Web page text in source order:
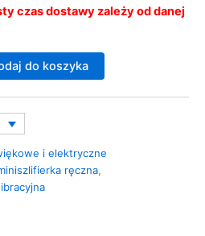
czas dostawy zależy od danej
do koszyka
i elektryczne
ręczna,